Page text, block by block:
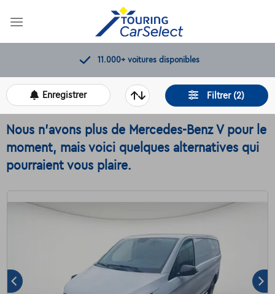
11.000+voitures disponibles
Filtrer (2)
Enregistrer
Nous n'avons plus de Mercedes-Benz V pour le
moment, mais voici quelques alternatives qui
pourraient vous plaire.